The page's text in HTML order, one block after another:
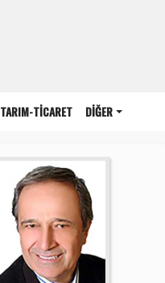
TARIM-TİCARET DİĞER